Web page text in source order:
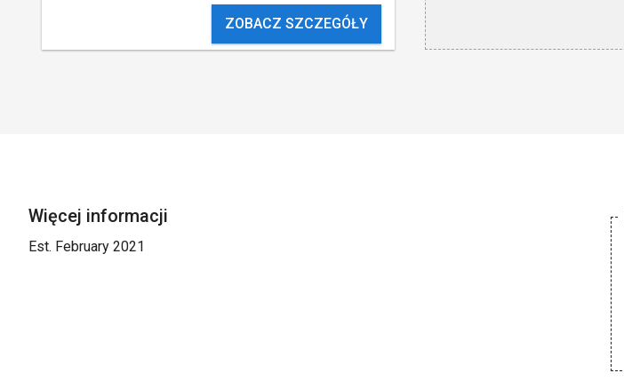
ZOBACZ SZCZEGÓŁY
Więcej informacji
Est. February 2021